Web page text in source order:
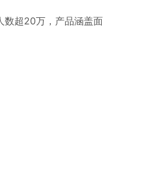
数超20万，产品涵盖面